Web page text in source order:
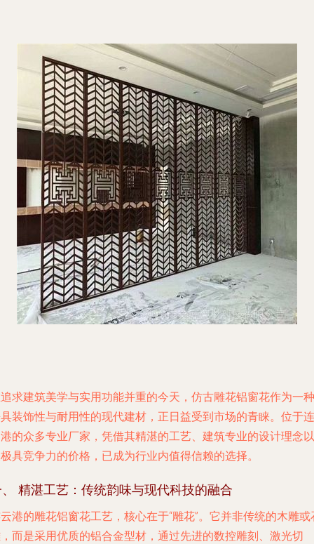
求建筑美学与实用功能并重的今天，仿古雕花铝窗花作为一种
装饰性与耐用性的现代建材，正日益受到市场的青睐。位于连
的众多专业厂家，凭借其精湛的工艺、建筑专业的设计理念以
具竞争力的价格，已成为行业内值得信赖的选择。
精湛工艺：传统韵味与现代科技的融合
港的雕花铝窗花工艺，核心在于“雕花”。它并非传统的木雕或
而是采用优质的铝合金型材，通过先进的数控雕刻、激光切